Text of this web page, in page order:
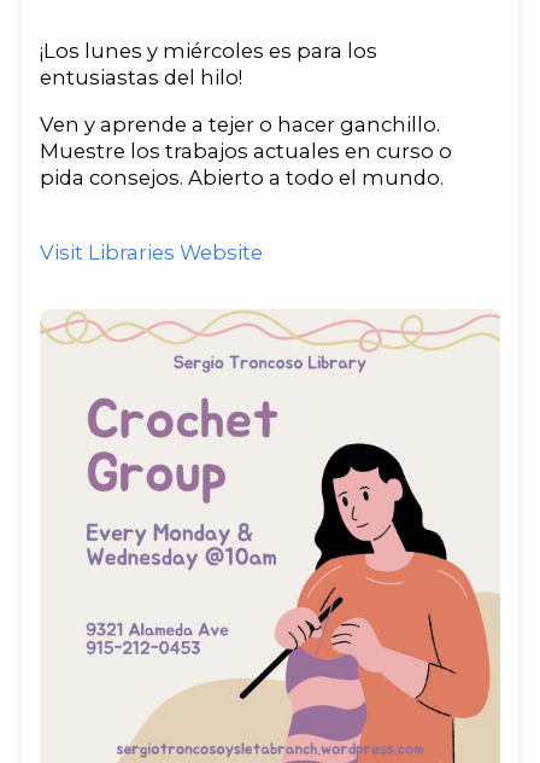
¡Los lunes y miércoles es para los
entusiastas del hilo!
Ven y aprende a tejer o hacer ganchillo.
Muestre los trabajos actuales en curso o
pida consejos. Abierto a todo el mundo.
Visit Libraries Website